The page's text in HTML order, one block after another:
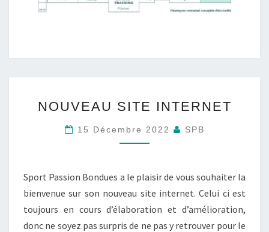
SITE
INTERNET
NOUVEAU SITE INTERNET
15 Décembre 2022 SPB
Sport Passion Bondues a le plaisir de vous souhaiter la
bienvenue sur son nouveau site internet. Celui ci est
toujours en cours d’élaboration et d’amélioration,
donc ne soyez pas surpris de ne pas y retrouver pour le